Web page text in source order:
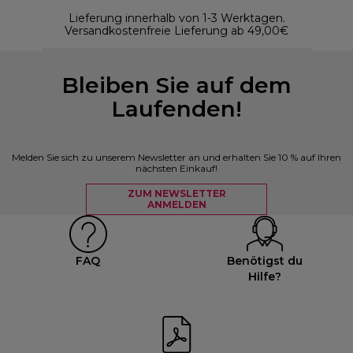
Lieferung innerhalb von 1-3 Werktagen.
Versandkostenfreie Lieferung ab 49,00€
Bleiben Sie auf dem
Laufenden!
Melden Sie sich zu unserem Newsletter an und erhalten Sie 10 % auf Ihren
nächsten Einkauf!
ZUM NEWSLETTER
ANMELDEN
FAQ
Benötigst du
Hilfe?